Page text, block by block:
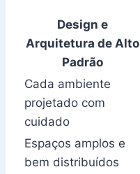
Design e
Arquitetura de Alto
Padrão
Cada ambiente
projetado com
cuidado
Espaços amplos e
bem distribuídos